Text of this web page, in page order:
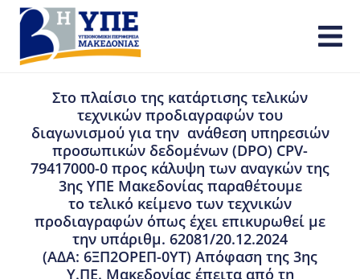
Στο πλαίσιο της κατάρτισης τελικών
τεχνικών προδιαγραφών του
διαγωνισμού για την ανάθεση υπηρεσιών
προσωπικών δεδομένων (DPO) CPV-
79417000-0 προς κάλυψη των αναγκών της
3ης ΥΠΕ Μακεδονίας παραθέτουμε
το τελικό κείμενο των τεχνικών
προδιαγραφών όπως έχει επικυρωθεί με
την υπ΄αριθμ. 62081/20.12.2024
(ΑΔΑ: 6ΞΠ2ΟΡΕΠ-0ΥΤ) Απόφαση της 3ης
Υ.ΠΕ. Μακεδονίας έπειτα από τη